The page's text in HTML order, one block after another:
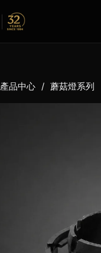
產品中心 / 蘑菇燈系列